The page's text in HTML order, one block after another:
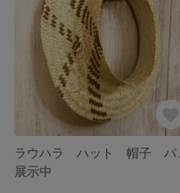
展示中